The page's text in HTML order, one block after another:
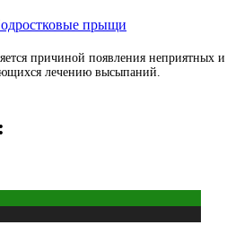
прыщи
причиной появления неприятных и
лечению высыпаний.